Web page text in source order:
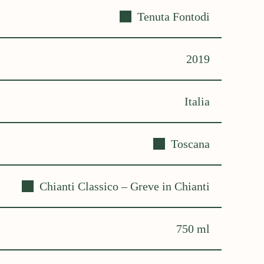
Tenuta Fontodi
2019
Italia
Toscana
Chianti Classico – Greve in Chianti
750 ml